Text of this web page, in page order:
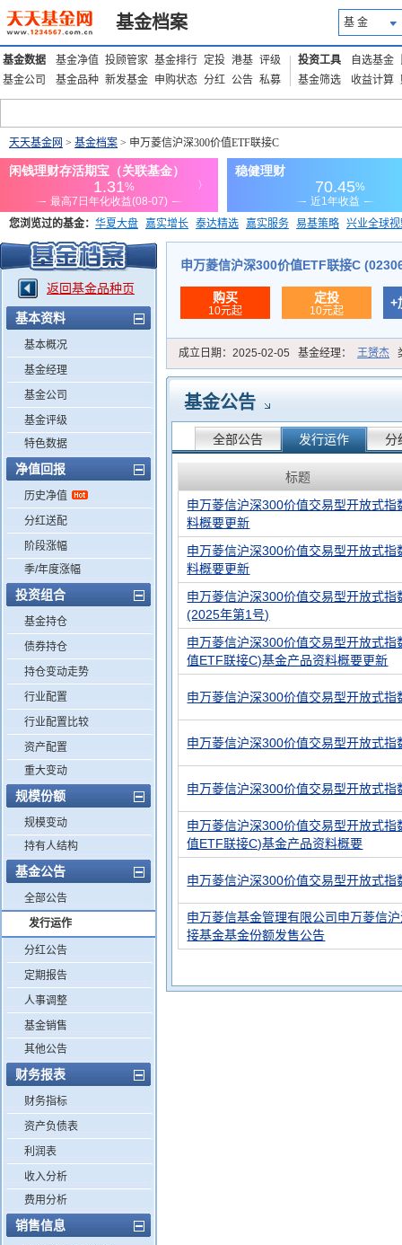
基金档案 基 金
基金数据 基金净值 投顾管家 基金排行 定投 港基 评级
基金公司
基金品种 新发基金 申购状态 分红 公告 私募
投资工具 自选基金
基金筛选
收益计算
天天基金网 > 基金档案 > 申万菱信沪深300价值ETF联接C
您浏览过的基金： 华夏大盘 嘉实增长 泰达精选 嘉实服务 易基策略 兴业全球
添富优势 华安宏利 上证180价值ETF
返回基金品种页
基本资料
基本概况
基金经理
基金公司
基金评级
特色数据
净值回报
历史净值
分红送配
阶段涨幅
季/年度涨幅
投资组合
基金持仓
债券持仓
持仓变动走势
行业配置
行业配置比较
资产配置
重大变动
规模份额
规模变动
持有人结构
基金公告
全部公告
发行运作
分红公告
定期报告
人事调整
基金销售
其他公告
财务报表
财务指标
资产负债表
利润表
收入分析
费用分析
销售信息
申万菱信沪深300价值ETF联接C
购买
10元起
定投
10元起
+
成立日期： 2025-02-05 基金经理： 王赟杰
基金公告
全部公告 发行运作 分
标题
申万菱信沪深300价值交易型开放式
料概要更新
申万菱信沪深300价值交易型开放式
料概要更新
申万菱信沪深300价值交易型开放式
(2025年第1号)
申万菱信沪深300价值交易型开放式
值ETF联接C)基金产品资料概要更新
申万菱信沪深300价值交易型开放式
申万菱信沪深300价值交易型开放式
申万菱信沪深300价值交易型开放式
申万菱信沪深300价值交易型开放式
值ETF联接C)基金产品资料概要
申万菱信沪深300价值交易型开放式
申万菱信基金管理有限公司申万菱信
接基金基金份额发售公告